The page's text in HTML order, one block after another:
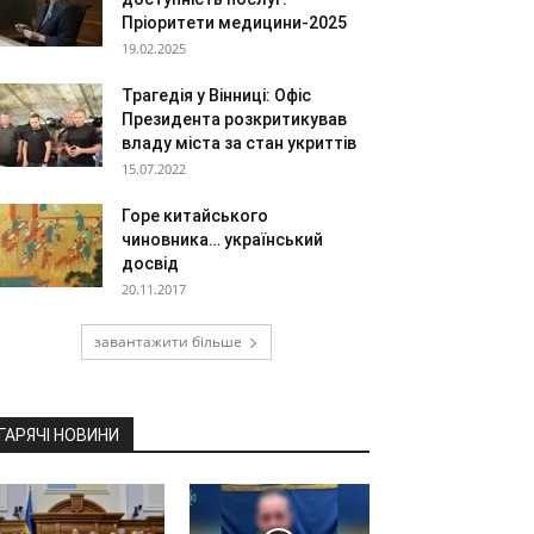
Пріоритети медицини-2025
19.02.2025
Трагедія у Вінниці: Офіс
Президента розкритикував
владу міста за стан укриттів
15.07.2022
Горе китайського
чиновника… український
досвід
20.11.2017
завантажити більше
НОВИНИ